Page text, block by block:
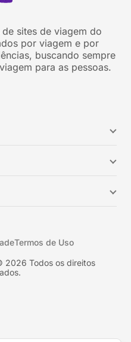
sites de viagem do
por viagem e por
buscando sempre
para as pessoas.
2026 Todos os direitos
Termos de Uso